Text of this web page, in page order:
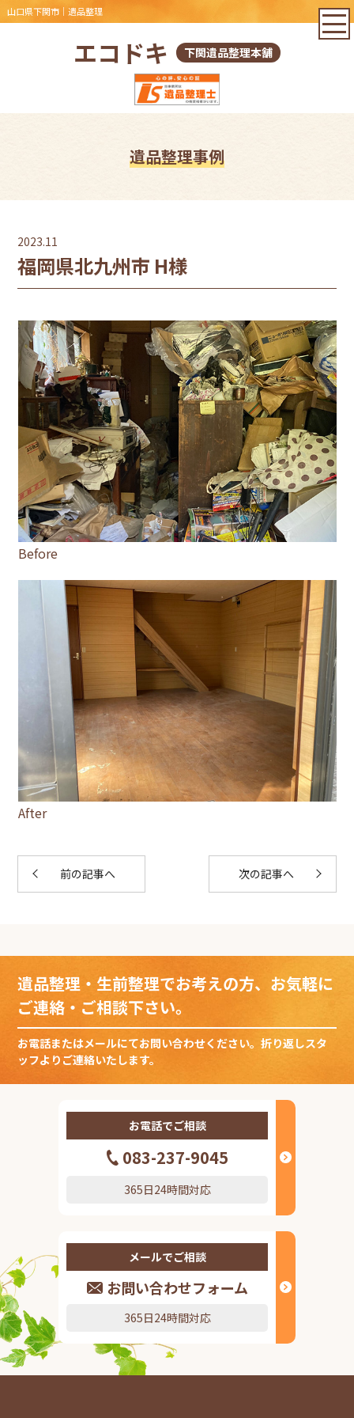
山口県下関市｜遺品整理
エコドキ 下関遺品整理本舗
遺品整理事例
2023.11
福岡県北九州市 H様
Before
After
前の記事へ 次の記事へ
遺品整理・生前整理でお考えの方、お気軽に
ご連絡・ご相談下さい。
お電話またはメールにてお問い合わせください。折り返しスタ
ッフよりご連絡いたします。
お電話でご相談
083-237-9045
365日24時間対応
メールでご相談
お問い合わせフォーム
365日24時間対応